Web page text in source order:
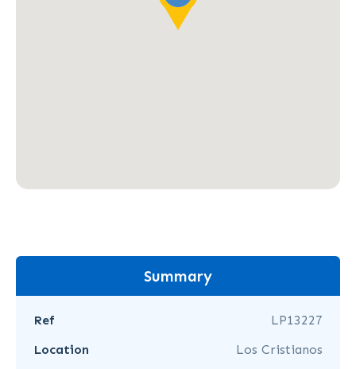
Summary
Ref
LP13227
Location
Los Cristianos